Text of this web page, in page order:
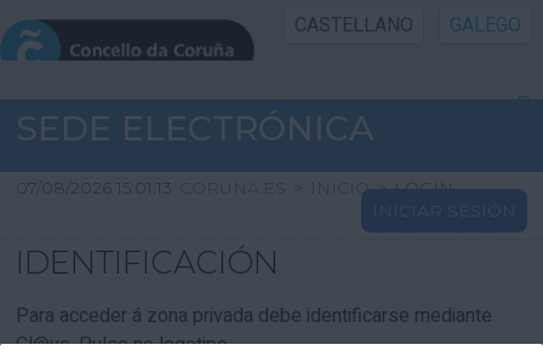
CASTELLANO GALEGO
INICIO SEDE
INICIO
INFORMACIÓN PÚBLICA
CARTAFOL CIDADÁN
SEDE ELECTRÓNICA
07/08/2026 15:01:13 CORUNA.ES > INICIO > LOGIN
INICIAR SESIÓN
IDENTIFICACIÓN
Para acceder á zona privada debe identificarse mediante
Cl@ve. Pulse no logotipo